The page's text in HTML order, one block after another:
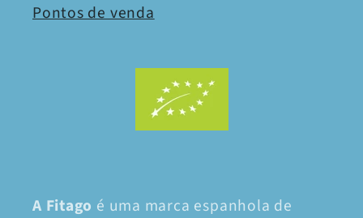
Pontos de venda
A Fitago é uma marca espanhola de